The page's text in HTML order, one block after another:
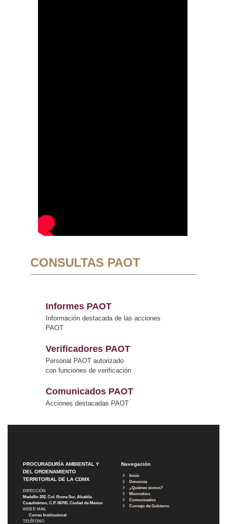
CONSULTAS PAOT
Informes PAOT
Información destacada de las acciones
PAOT
Verificadores PAOT
Personal PAOT autorizado
con funciones de verificación
Comunicados PAOT
Acciones destacadas PAOT
PROCURADURÍA AMBIENTAL Y
DEL ORDENAMIENTO
TERRITORIAL DE LA CDMX
DIRECCIÓN
Medellín 202, Col. Roma Sur, Alcaldía
Cuauhtémoc, C.P. 06700, Ciudad de México
WEB E-MAIL
Correo Institucional
TELÉFONO
Navegación
Inicio
Denuncia
¿Quiénes somos?
Micrositios
Comunicados
Consejo de Gobierno